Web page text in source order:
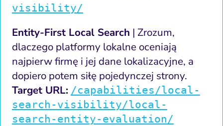
visibility/
Entity-First Local Search | Zrozum,
dlaczego platformy lokalne oceniają
najpierw firmę i jej dane lokalizacyjne, a
dopiero potem siłę pojedynczej strony.
Target URL: /capabilities/local-
search-visibility/local-
search-entity-evaluation/